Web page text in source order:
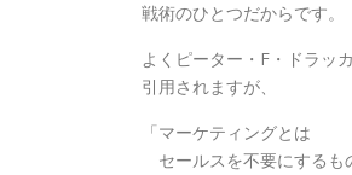
戦術のひとつだからです。
よくピーター・F・ドラッ
引用されますが、
「マーケティングとは
セールスを不要にするも